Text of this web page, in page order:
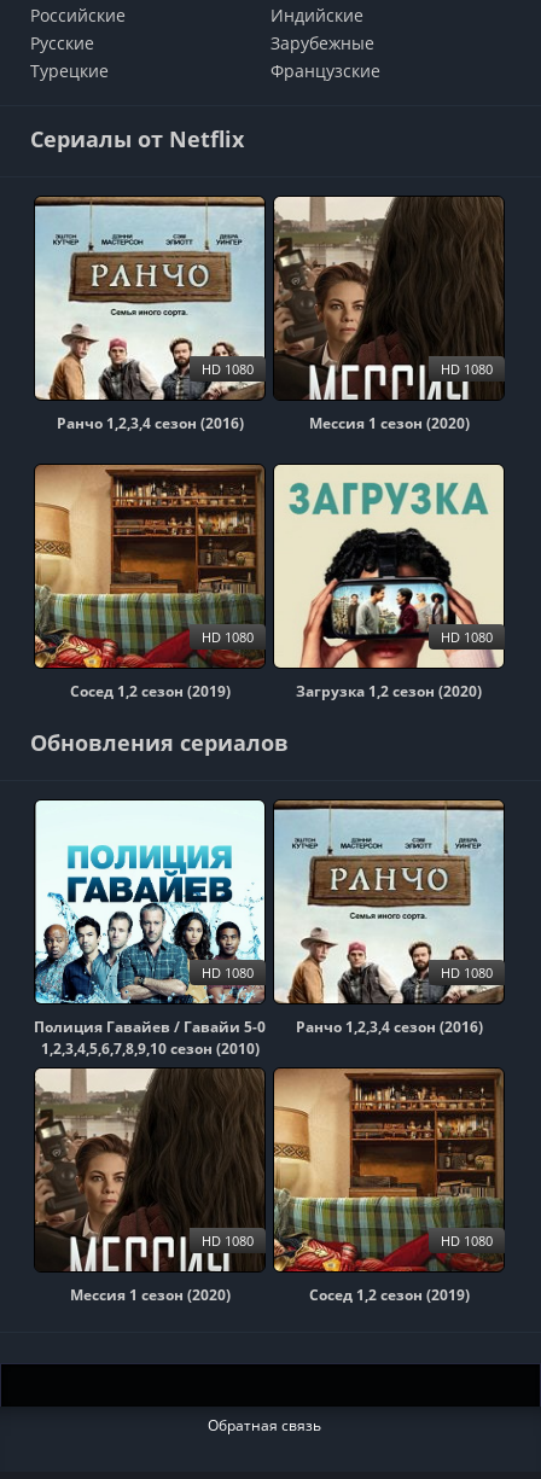
Российские
Индийские
Русские
Зарубежные
Турецкие
Французские
Сериалы от Netflix
Ранчо 1,2,3,4 сезон (2016)
HD 1080
Мессия 1 сезон (2020)
HD 1080
Сосед 1,2 сезон (2019)
HD 1080
Загрузка 1,2 сезон (2020)
HD 1080
Обновления сериалов
Полиция Гавайев / Гавайи 5-0
1,2,3,4,5,6,7,8,9,10 сезон (2010)
HD 1080
Ранчо 1,2,3,4 сезон (2016)
HD 1080
Мессия 1 сезон (2020)
HD 1080
Сосед 1,2 сезон (2019)
HD 1080
Обратная связь